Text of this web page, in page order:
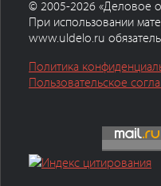
© 2005-2026 «Деловое
При использовании
www.uldelo.ru
Политика
Пользовательское